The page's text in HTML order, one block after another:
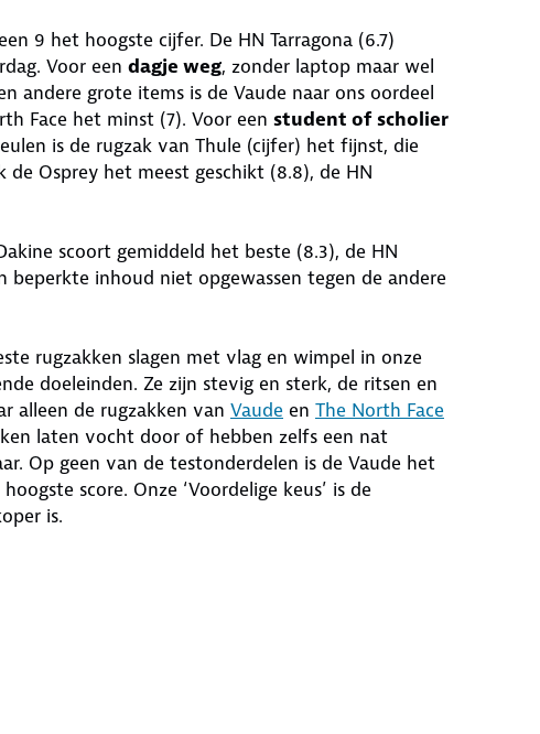
9 het hoogste cijfer. De HN Tarragona (6.7)
Voor een dagje weg, zonder laptop maar wel
andere grote items is de Vaude naar ons oordeel
Face het minst (7). Voor een student of scholier
is de rugzak van Thule (cijfer) het fijnst, die
de Osprey het meest geschikt (8.8), de HN
scoort gemiddeld het beste (8.3), de HN
beperkte inhoud niet opgewassen tegen de andere
rugzakken slagen met vlag en wimpel in onze
doeleinden. Ze zijn stevig en sterk, de ritsen en
alleen de rugzakken van Vaude en The North Face
laten vocht door of hebben zelfs een nat
Op geen van de testonderdelen is de Vaude het
score. Onze ‘Voordelige keus’ is de
is.